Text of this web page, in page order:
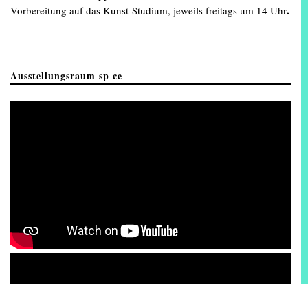
Vorbereitung auf das Kunst-Studium, jeweils freitags um 14 Uhr.
Ausstellungsraum sp ce